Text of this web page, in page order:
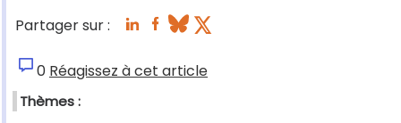
Partager sur :
0 Réagissez à cet article
Thèmes :